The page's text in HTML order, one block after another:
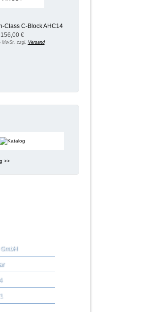
Class C-Block AHC14
156,00 €
MwSt. zzgl. Versand
>>